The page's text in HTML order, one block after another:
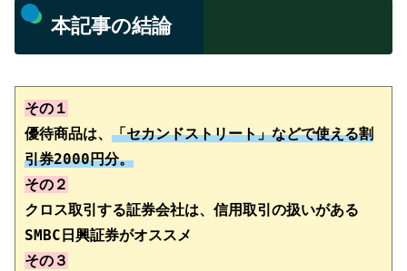
本記事の結論
その１
優待商品は、 「セカンドストリート」などで使える割
引券2000円分。
その２
クロス取引する証券会社は、信用取引の扱いがある
その３